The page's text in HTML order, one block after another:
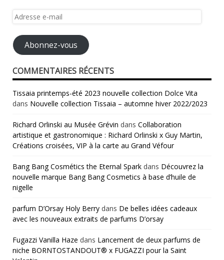
Adresse
mail
Abonnez-vous
COMMENTAIRES RÉCENTS
Tissaia printemps-été 2023 nouvelle collection Dolce Vita
dans Nouvelle collection Tissaia – automne hiver 2022/2023
Richard Orlinski au Musée Grévin dans Collaboration
artistique et gastronomique : Richard Orlinski x Guy Martin,
Créations croisées, VIP à la carte au Grand Véfour
Bang Bang Cosmétics the Eternal Spark dans Découvrez la
nouvelle marque Bang Bang Cosmetics à base d’huile de
nigelle
parfum D’Orsay Holy Berry dans De belles idées cadeaux
avec les nouveaux extraits de parfums D’orsay
Fugazzi Vanilla Haze dans Lancement de deux parfums de
niche BORNTOSTANDOUT® x FUGAZZI pour la Saint